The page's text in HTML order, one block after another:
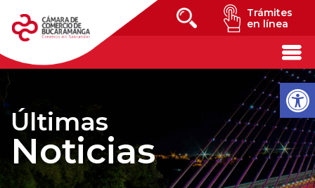
Trámites
en línea
Últimas
Noticias